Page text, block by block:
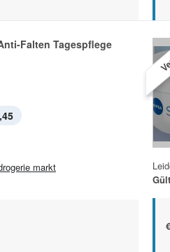
Falten Tagespflege
markt